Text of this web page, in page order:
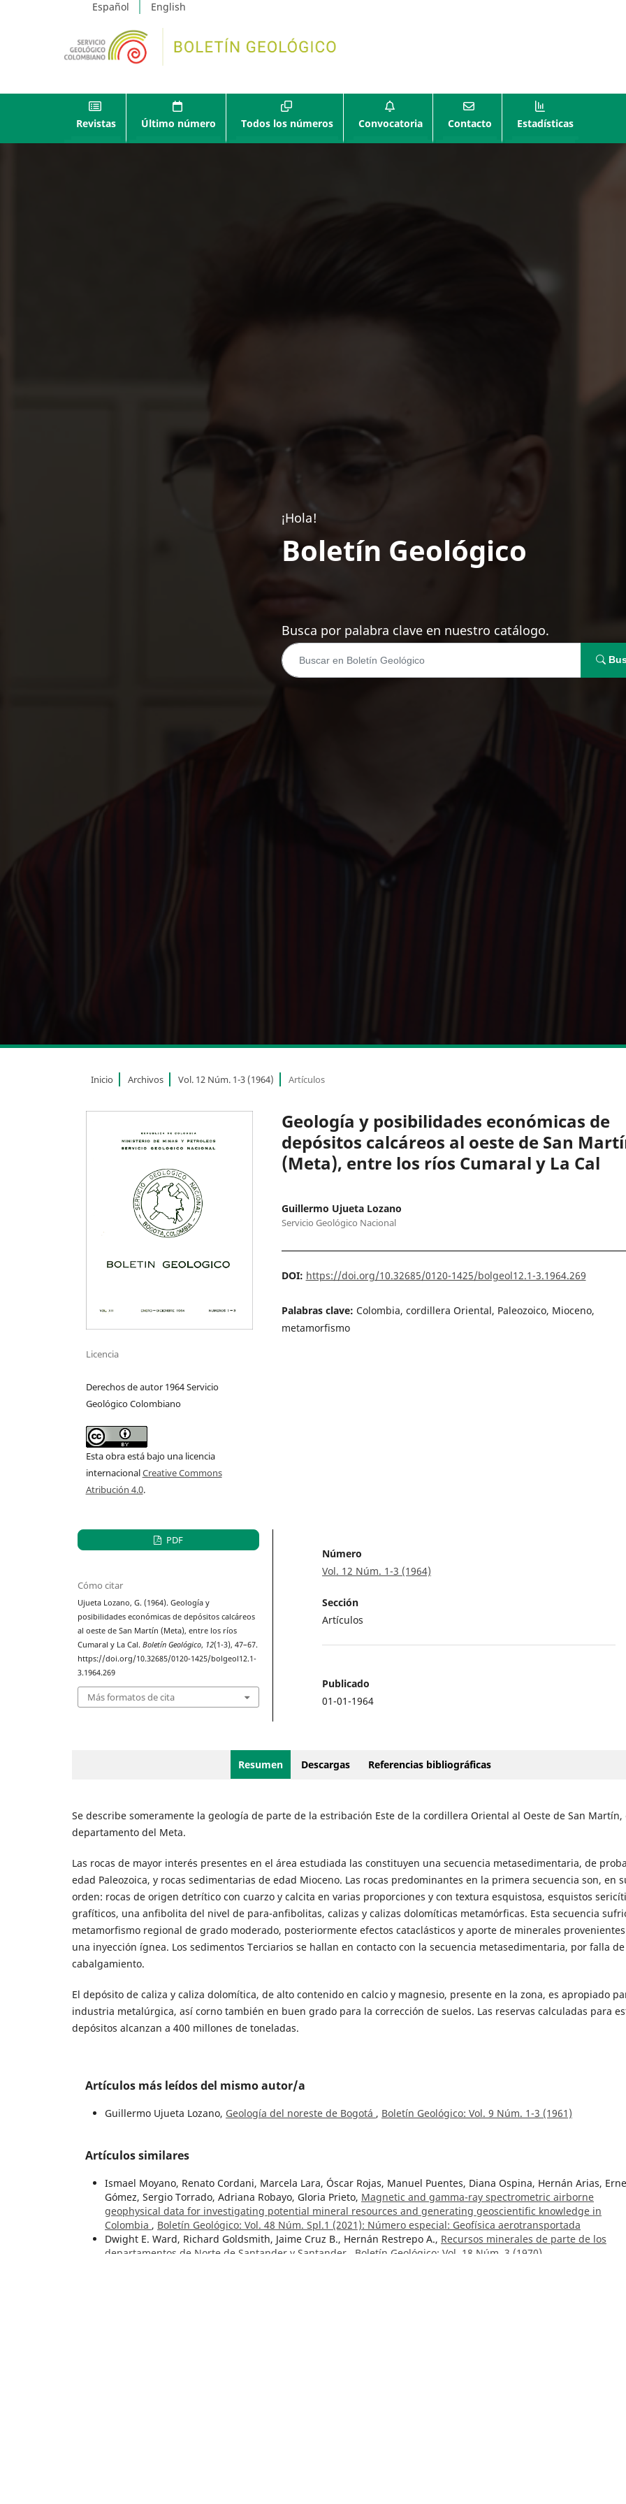
Español English
Revistas Último número Todos los números Convocatoria Contacto Estadísticas
¡Hola!
Boletín Geológico
Busca por palabra clave en nuestro catálogo.
Inicio Archivos Vol. 12 Núm. 1-3 (1964) Artículos
Geología y posibilidades económicas de
depósitos calcáreos al oeste de San
(Meta), entre los ríos Cumaral y La Cal
Guillermo Ujueta Lozano
Servicio Geológico Nacional
DOI: https://doi.org/10.32685/0120-1425/bolgeol12.1-3.1964.269
Palabras clave: Colombia, cordillera Oriental, Paleozoico, Mioceno,
metamorfismo
Licencia
Derechos de autor 1964 Servicio
Geológico Colombiano
Esta obra está bajo una licencia
internacionalCreative Commons
Atribución 4.0.
PDF
Cómo citar
Ujueta Lozano, G. (1964). Geología y
posibilidades económicas de depósitos calcáreos
al oeste de San Martín (Meta), entre los ríos
Cumaral y La Cal.Boletín Geológico, 12(1-3), 47–67.
https://doi.org/10.32685/0120-1425/bolgeol12.1-
3.1964.269
Más formatos de cita
Número
Vol. 12 Núm. 1-3 (1964)
Sección
Artículos
Publicado
01-01-1964
Resumen Descargas Referencias bibliográficas
Se describe someramente la geología de parte de la estribación Este de la cordillera Oriental al Oeste de San Martín,
departamento del Meta.
Las rocas de mayor interés presentes en el área estudiada las constituyen una secuencia metasedimentaria, de
edad Paleozoica, y rocas sedimentarias de edad Mioceno. Las rocas predominantes en la primera secuencia son, en
orden: rocas de origen detrítico con cuarzo y calcita en varias proporciones y con textura esquistosa, esquistos
grafíticos, una anfibolita del nivel de para-anfibolitas, calizas y calizas dolomíticas metamórficas. Esta secuencia
metamorfismo regional de grado moderado, posteriormente efectos cataclásticos y aporte de minerales
una inyección ígnea. Los sedimentos Terciarios se hallan en contacto con la secuencia metasedimentaria, por falla de
cabalgamiento.
El depósito de caliza y caliza dolomítica, de alto contenido en calcio y magnesio, presente en la zona, es apropiado
industria metalúrgica, así corno también en buen grado para la corrección de suelos. Las reservas calculadas para
depósitos alcanzan a 400 millones de toneladas.
Artículos más leídos del mismo autor/a
Guillermo Ujueta Lozano, Geología del noreste de Bogotá , Boletín Geológico: Vol. 9 Núm. 1-3 (1961)
Artículos similares
Ismael Moyano, Renato Cordani, Marcela Lara, Óscar Rojas, Manuel Puentes, Diana Ospina, Hernán Arias,
Gómez, Sergio Torrado, Adriana Robayo, Gloria Prieto, Magnetic and gamma-ray spectrometric airborne
geophysical data for investigating potential mineral resources and generating geoscientific knowledge in
Colombia , Boletín Geológico: Vol. 48 Núm. Spl.1 (2021): Número especial: Geofísica aerotransportada
Dwight E. Ward, Richard Goldsmith, Jaime Cruz B., Hernán Restrepo A., Recursos minerales de parte de los
departamentos de Norte de Santander y Santander
Boletín Geológico: Vol. 18 Núm. 3 (1970)